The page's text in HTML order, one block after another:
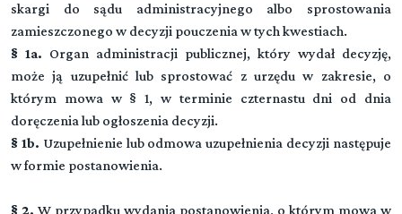
skargi do sądu administracyjnego albo sprostowania
zamieszczonego w decyzji pouczenia w tych kwestiach.
§ 1a. Organ administracji publicznej, który wydał decyzję,
może ją uzupełnić lub sprostować z urzędu w zakresie, o
którym mowa w § 1, w terminie czternastu dni od dnia
doręczenia lub ogłoszenia decyzji.
§ 1b. Uzupełnienie lub odmowa uzupełnienia decyzji następuje
w formie postanowienia.
§ 2. W przypadku wydania postanowienia, o którym mowa w
Kodeks postępowania administracyjnego
DZIAŁ I (art. -)